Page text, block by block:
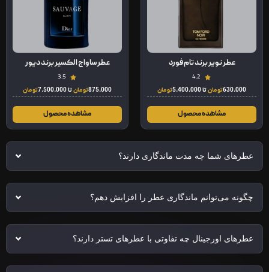
عطر نویر برند تام فورد
4.2
630.000تومانتا5.400.000تومان
مشاهده محصول
عطر ساواج الکسیر برند دیور
3.5
875.000تومانتا7.500.000تومان
مشاهده محصول
عطرهای شما چه مدت ماندگاری دارند؟
چگونه می‌توانم ماندگاری عطر را افزایش دهم؟
عطرهای اورجینال چه تفاوتی با عطرهای تستر دارند؟